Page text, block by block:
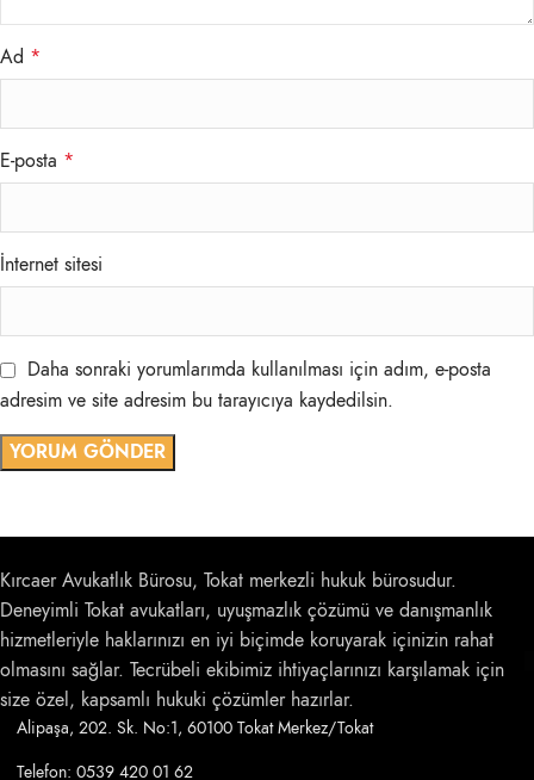
Ad *
E-posta *
İnternet sitesi
Daha sonraki yorumlarımda kullanılması için adım, e-posta
adresim ve site adresim bu tarayıcıya kaydedilsin.
Kırcaer Avukatlık Bürosu, Tokat merkezli hukuk bürosudur.
Deneyimli Tokat avukatları, uyuşmazlık çözümü ve danışmanlık
hizmetleriyle haklarınızı en iyi biçimde koruyarak içinizin rahat
olmasını sağlar. Tecrübeli ekibimiz ihtiyaçlarınızı karşılamak için
size özel, kapsamlı hukuki çözümler hazırlar.
Alipaşa, 202. Sk. No:1, 60100 Tokat Merkez/Tokat
Telefon: 0539 420 01 62